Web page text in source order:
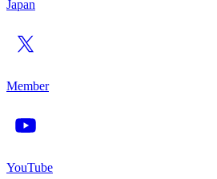
Japan
Member
YouTube